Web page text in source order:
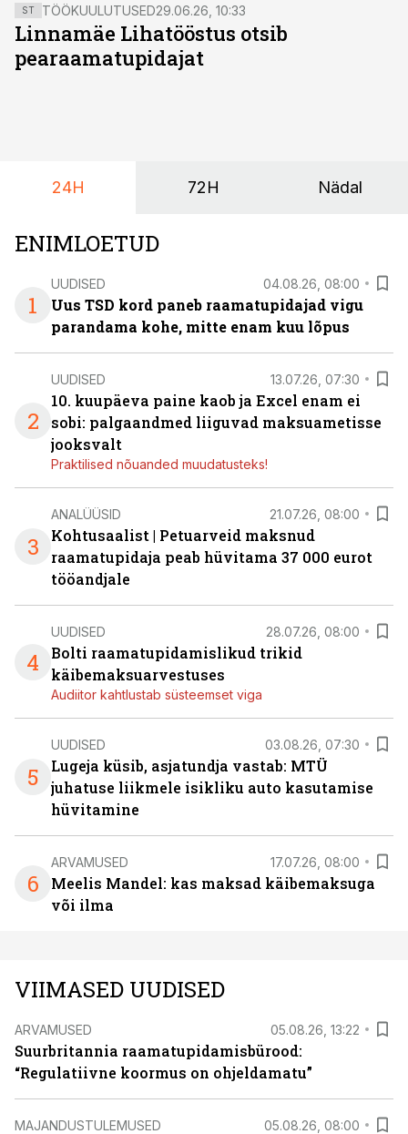
ST TÖÖKUULUTUSED29.06.26, 10:33
Linnamäe Lihatööstus otsib
pearaamatupidajat
24H 72H Nädal
ENIMLOETUD
1
UUDISED 04.08.26, 08:00
Uus TSD kord paneb raamatupidajad vigu
parandama kohe, mitte enam kuu lõpus
2
UUDISED 13.07.26, 07:30
10. kuupäeva paine kaob ja Excel enam ei
sobi: palgaandmed liiguvad maksuametisse
jooksvalt
Praktilised nõuanded muudatusteks!
3
ANALÜÜSID 21.07.26, 08:00
Kohtusaalist | Petuarveid maksnud
raamatupidaja peab hüvitama 37 000 eurot
tööandjale
4
UUDISED 28.07.26, 08:00
Bolti raamatupidamislikud trikid
käibemaksuarvestuses
Audiitor kahtlustab süsteemset viga
5
UUDISED 03.08.26, 07:30
Lugeja küsib, asjatundja vastab: MTÜ
juhatuse liikmele isikliku auto kasutamise
hüvitamine
6
ARVAMUSED 17.07.26, 08:00
Meelis Mandel: kas maksad käibemaksuga
või ilma
VIIMASED UUDISED
ARVAMUSED 05.08.26, 13:22
Suurbritannia raamatupidamisbürood:
“Regulatiivne koormus on ohjeldamatu”
MAJANDUSTULEMUSED 05.08.26, 08:00